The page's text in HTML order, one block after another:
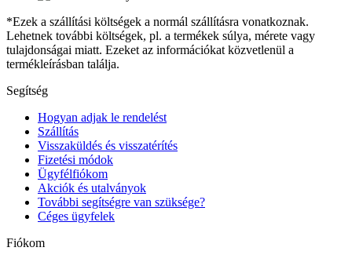
*Ezek a szállítási költségek a normál szállításra vonatkoznak.
Lehetnek további költségek, pl. a termékek súlya, mérete vagy
tulajdonságai miatt. Ezeket az információkat közvetlenül a
termékleírásban találja.
Segítség
Hogyan adjak le rendelést
Szállítás
Visszaküldés és visszatérítés
Fizetési módok
Ügyfélfiókom
Akciók és utalványok
További segítségre van szüksége?
Céges ügyfelek
Fiókom